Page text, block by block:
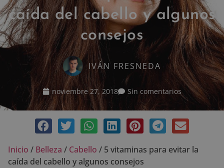
caída del cabello y algunos
consejos
IVÁN FRESNEDA
noviembre 27, 2018 Sin comentarios
Inicio / Belleza / Cabello / 5 vitaminas para evitar la
caída del cabello y algunos consejos